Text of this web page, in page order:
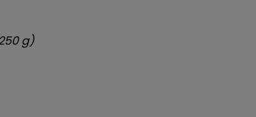
g)